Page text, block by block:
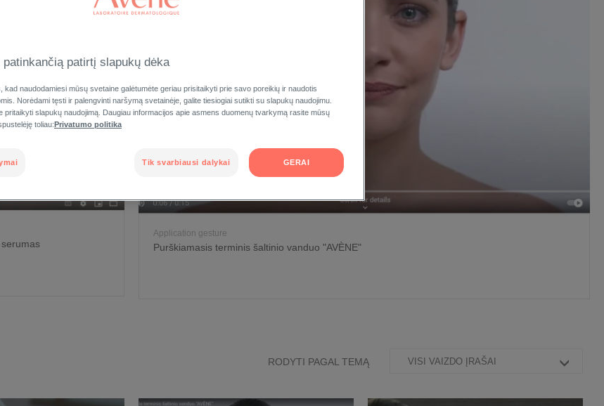
Application gesture
Purškiamasis terminis šaltinio vanduo "AVÈNE"
RODYTI PAGAL TEMĄ VISI VAIZDO ĮRAŠAI
patinkančią patirtį slapukų dėka
kad naudodamiesi mūsų svetaine galėtumėte geriau prisitaikyti prie savo poreikių ir naudotis
Norėdami tęsti ir palengvinti naršymą svetainėje, galite tiesiogiai sutikti su slapukų naudojimu.
pritaikyti slapukų naudojimą. Daugiau informacijos apie asmens duomenų tvarkymą rasite mūsų
toliau:Privatumo politika
Tik svarbiausi dalykai GERAI